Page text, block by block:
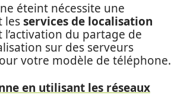
éteint nécessite une
lesservices de localisation
du partage de
sur des serveurs
votre modèle de téléphone.
en utilisant les réseaux